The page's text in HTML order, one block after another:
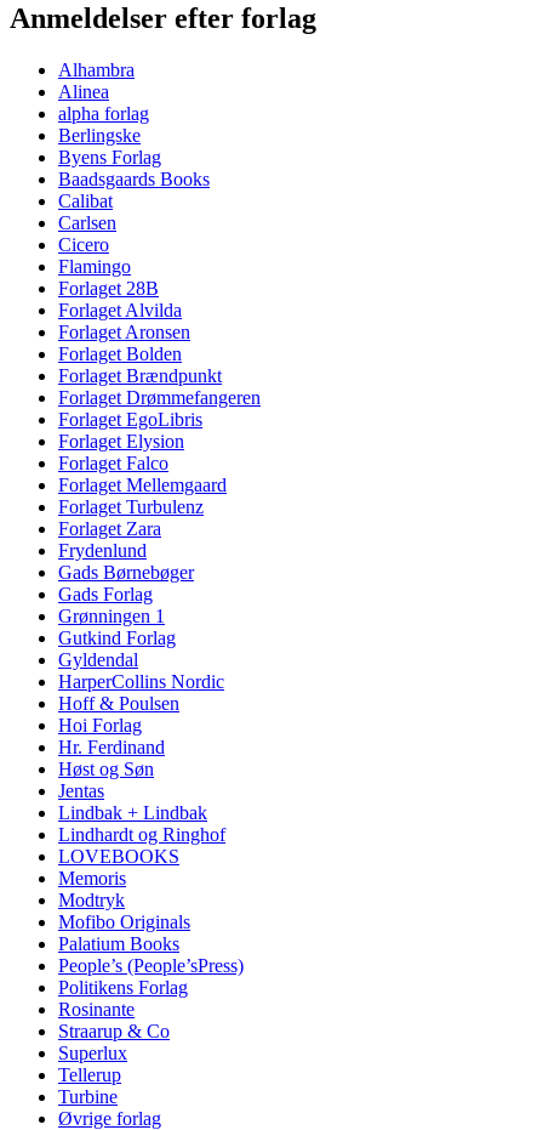
Anmeldelser efter forlag
Alhambra
Alinea
alpha forlag
Berlingske
Byens Forlag
Baadsgaards Books
Calibat
Carlsen
Cicero
Flamingo
Forlaget 28B
Forlaget Alvilda
Forlaget Aronsen
Forlaget Bolden
Forlaget Brændpunkt
Forlaget Drømmefangeren
Forlaget EgoLibris
Forlaget Elysion
Forlaget Falco
Forlaget Mellemgaard
Forlaget Turbulenz
Forlaget Zara
Frydenlund
Gads Børnebøger
Gads Forlag
Grønningen 1
Gutkind Forlag
Gyldendal
HarperCollins Nordic
Hoff & Poulsen
Hoi Forlag
Hr. Ferdinand
Høst og Søn
Jentas
Lindbak + Lindbak
Lindhardt og Ringhof
LOVEBOOKS
Memoris
Modtryk
Mofibo Originals
Palatium Books
People’s (People’sPress)
Politikens Forlag
Rosinante
Straarup & Co
Superlux
Tellerup
Turbine
Øvrige forlag